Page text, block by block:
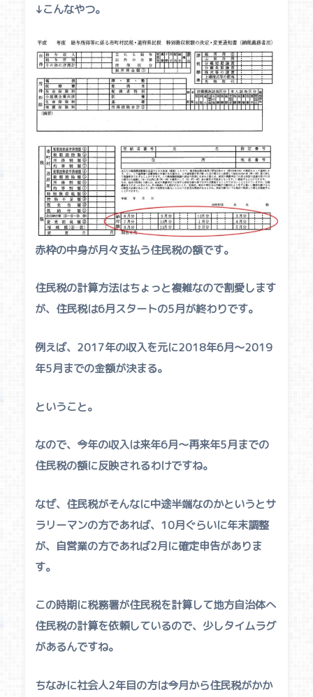
↓こんなやつ。
赤枠の中身が月々支払う住民税の額です。
住民税の計算方法はちょっと複雑なので割愛します
が、住民税は6月スタートの5月が終わりです。
例えば、2017年の収入を元に2018年6月〜2019
年5月までの金額が決まる。
ということ。
なので、今年の収入は来年6月〜再来年5月までの
住民税の額に反映されるわけですね。
なぜ、住民税がそんなに中途半端なのかというとサ
ラリーマンの方であれば、10月ぐらいに年末調整
が、自営業の方であれば2月に確定申告がありま
す。
この時期に税務署が住民税を計算して地方自治体へ
住民税の計算を依頼しているので、少しタイムラグ
があるんですね。
ちなみに社会人2年目の方は今月から住民税がかか